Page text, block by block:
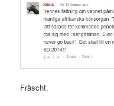
Fräscht.